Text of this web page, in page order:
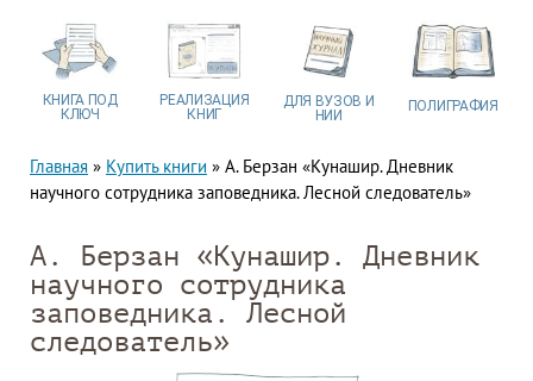
КНИГА ПОД
КЛЮЧ
РЕАЛИЗАЦИЯ
КНИГ
ДЛЯ ВУЗОВ И
НИИ
ПОЛИГРАФИЯ
Главная » Купить книги » А. Берзан «Кунашир. Дневник
научного сотрудника заповедника. Лесной следователь»
А. Берзан «Кунашир. Дневник
научного сотрудника
заповедника. Лесной
следователь»